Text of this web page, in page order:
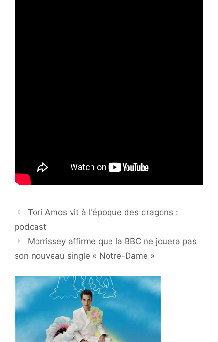
Tori Amos vit à l'époque des dragons :
podcast
Morrissey affirme que la BBC ne jouera pas
son nouveau single « Notre-Dame »